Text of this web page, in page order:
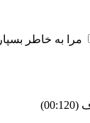
مرا به خاطر بسپار
(00:
120
)